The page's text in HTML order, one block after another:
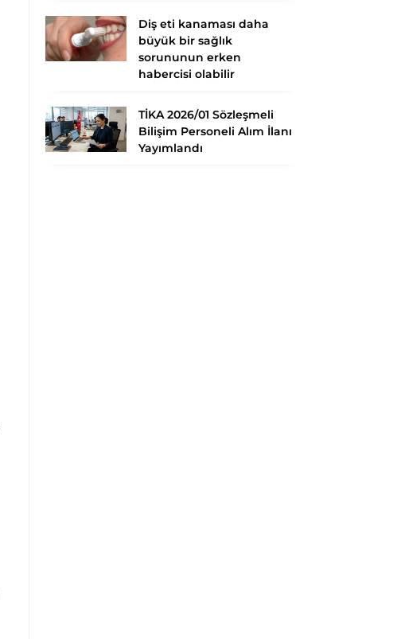
Diş eti kanaması daha
büyük bir sağlık
sorununun erken
habercisi olabilir
TİKA 2026/01 Sözleşmeli
Bilişim Personeli Alım İlanı
Yayımlandı